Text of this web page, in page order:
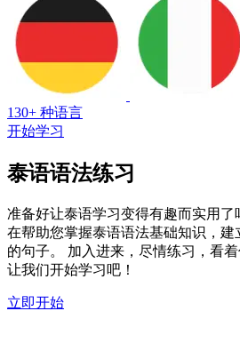
130+ 种语言
开始学习
泰语语法练习
准备好让泰语学习变得有趣而实用了
在帮助您掌握泰语语法基础知识，
的句子。 加入进来，尽情练习，看
让我们开始学习吧！
立即开始